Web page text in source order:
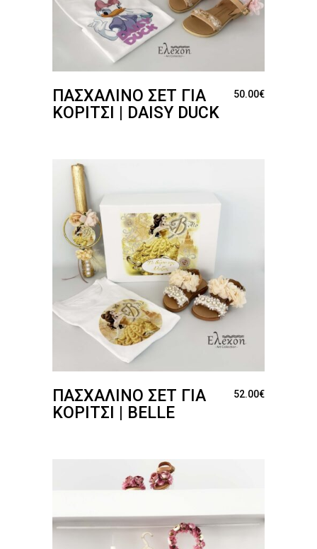
ΠΑΣΧΑΛΙΝΌ ΣΕΤ ΓΙΑ
ΚΟΡΊΤΣΙ | DAISY DUCK
50.00€
ΠΑΣΧΑΛΙΝΌ ΣΕΤ ΓΙΑ
ΚΟΡΊΤΣΙ | BELLE
52.00€